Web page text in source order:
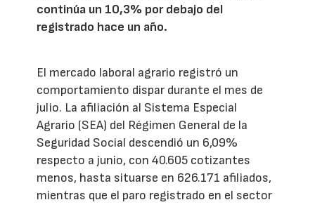
continúa un 10,3% por debajo del
registrado hace un año.
El mercado laboral agrario registró un
comportamiento dispar durante el mes de
julio. La afiliación al Sistema Especial
Agrario (SEA) del Régimen General de la
Seguridad Social descendió un 6,09%
respecto a junio, con 40.605 cotizantes
menos, hasta situarse en 626.171 afiliados,
mientras que el paro registrado en el sector